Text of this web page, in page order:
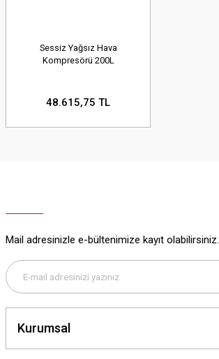
Sessiz Yağsız Hava
Kompresörü 200L
48.615,75 TL
Mail adresinizle e-bültenimize kayıt olabilirsiniz.
Kurumsal